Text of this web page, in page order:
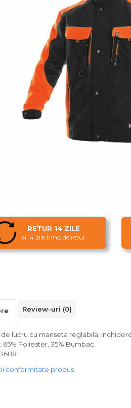
RETUR 14 ZILE
ai 14 zile timp de retur
Review-uri (0)
lucru cu manseta reglabila,
65% Poliester, 35% Bumbac.
conformitate produs